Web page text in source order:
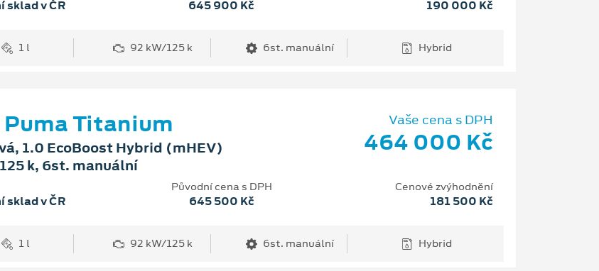
sklad v ČR 645 900 Kč 190 000 Kč
1 l 92 kW/125 k 6st. manuální Hybrid
Puma Titanium
1.0 EcoBoost Hybrid (mHEV)
k, 6st. manuální
Vaše cena s DPH
464 000 Kč
sklad v ČR
Původní cena s DPH
645 500 Kč
Cenové zvýhodnění
181 500 Kč
1 l 92 kW/125 k 6st. manuální Hybrid